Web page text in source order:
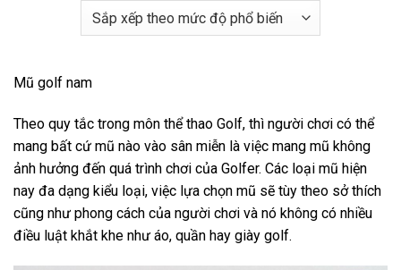
Mũ golf nam
Theo quy tắc trong môn thể thao Golf, thì người chơi có thể
mang bất cứ mũ nào vào sân miễn là việc mang mũ không
ảnh hưởng đến quá trình chơi của Golfer. Các loại mũ hiện
nay đa dạng kiểu loại, việc lựa chọn mũ sẽ tùy theo sở thích
cũng như phong cách của người chơi và nó không có nhiều
điều luật khắt khe như áo, quần hay giày golf.